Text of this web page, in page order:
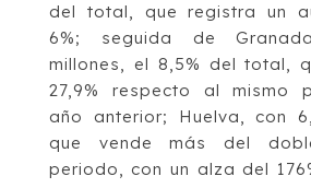
del total, que registra un
6%; seguida de
millones, el 8,5% del total,
27,9% respecto al mismo
año anterior; Huelva, con
que vende más del
periodo, con un alza del